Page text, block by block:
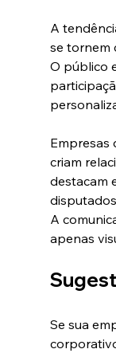
A
se tornem
O público
Empresas
criam
destacam
A
apenas
Se sua